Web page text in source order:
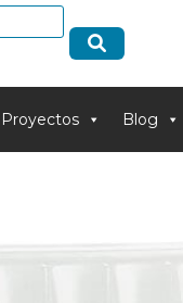
Proyectos Blog